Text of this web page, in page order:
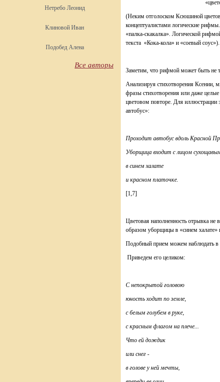
Нетребо Леонид
Клиновой Иван
Подобед Алена
Все авторы
(Неким отголоском Ксюшиной
концептуалистами логические
«палка-скакалка». Логической
текста «Кока-кола» и «соевый соус»).
Заметим, что рифмой может быть не
Анализируя стихотворения Ксении,
фразы стихотворения или даже целые
цветовом повторе. Для
автобус»:
Проходит автобус вдоль Красной
Уборщица входит с лицом
в синем халате
и красном платочке.
[1,7]
Цветовая наполненность отрывка не
образом уборщицы в «синем халате»
Подобный прием можем наблюдать в
Приведем его целиком:
С непокрытой головою
юность ходит по земле,
с белым голубем в руке,
с красным флагом на плече...
Что ей дождик
или снег -
в голове у ней мечты,